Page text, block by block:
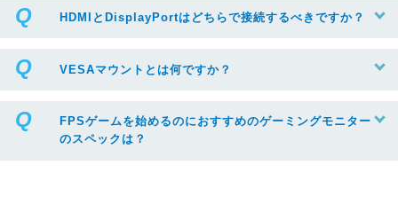
HDMIとDisplayPortはどちらで接続するべきですか？
VESAマウントとは何ですか？
FPSゲームを始めるのにおすすめのゲーミングモニター
のスペックは？